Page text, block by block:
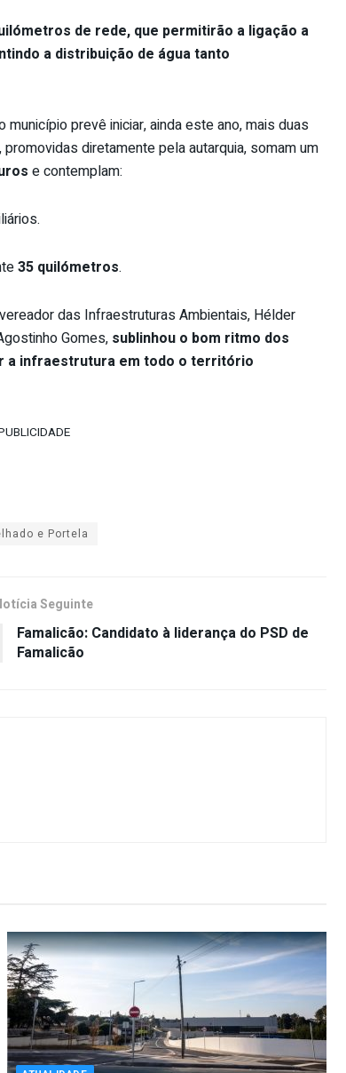
de rede, que permitirão a ligação a
a distribuição de água tanto
prevê iniciar, ainda este ano, mais duas
diretamente pela autarquia, somam um
e contemplam:
35 quilómetros.
das Infraestruturas Ambientais, Hélder
Gomes, sublinhou o bom ritmo dos
a infraestrutura em todo o território
e Portela
Seguinte
Famalicão: Candidato à liderança do PSD de
Famalicão